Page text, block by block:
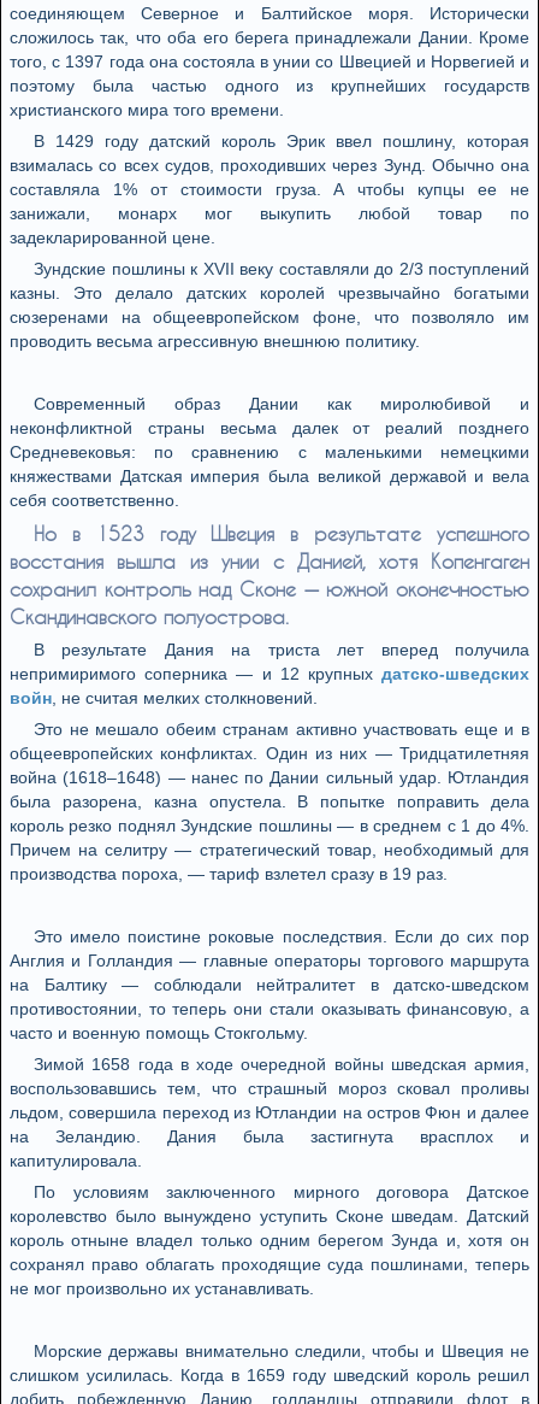
соединяющем Северное и Балтийское моря. Исторически
сложилось так, что оба его берега принадлежали Дании. Кроме
того, с 1397 года она состояла в унии со Швецией и Норвегией и
поэтому была частью одного из крупнейших государств
христианского мира того времени.
В 1429 году датский король Эрик ввел пошлину, которая
взималась со всех судов, проходивших через Зунд. Обычно она
составляла 1% от стоимости груза. А чтобы купцы ее не
занижали, монарх мог выкупить любой товар по
задекларированной цене.
Зундские пошлины к XVII веку составляли до 2/3 поступлений
казны. Это делало датских королей чрезвычайно богатыми
сюзеренами на общеевропейском фоне, что позволяло им
проводить весьма агрессивную внешнюю политику.
Современный образ Дании как миролюбивой и
неконфликтной страны весьма далек от реалий позднего
Средневековья: по сравнению с маленькими немецкими
княжествами Датская империя была великой державой и вела
себя соответственно.
Но в 1523 году Швеция в результате успешного
восстания вышла из унии с Данией, хотя Копенгаген
сохранил контроль над Сконе — южной оконечностью
Скандинавского полуострова.
В результате Дания на триста лет вперед получила
непримиримого соперника — и 12 крупных датско-шведских
войн , не считая мелких столкновений.
Это не мешало обеим странам активно участвовать еще и в
общеевропейских конфликтах. Один из них — Тридцатилетняя
война (1618–1648) — нанес по Дании сильный удар. Ютландия
была разорена, казна опустела. В попытке поправить дела
король резко поднял Зундские пошлины — в среднем с 1 до 4%.
Причем на селитру — стратегический товар, необходимый для
производства пороха, — тариф взлетел сразу в 19 раз.
Это имело поистине роковые последствия. Если до сих пор
Англия и Голландия — главные операторы торгового маршрута
на Балтику — соблюдали нейтралитет в датско-шведском
противостоянии, то теперь они стали оказывать финансовую, а
часто и военную помощь Стокгольму.
Зимой 1658 года в ходе очередной войны шведская армия,
воспользовавшись тем, что страшный мороз сковал проливы
льдом, совершила переход из Ютландии на остров Фюн и далее
на Зеландию. Дания была застигнута врасплох и
капитулировала.
По условиям заключенного мирного договора Датское
королевство было вынуждено уступить Сконе шведам. Датский
король отныне владел только одним берегом Зунда и, хотя он
сохранял право облагать проходящие суда пошлинами, теперь
не мог произвольно их устанавливать.
Морские державы внимательно следили, чтобы и Швеция не
слишком усилилась. Когда в 1659 году шведский король решил
добить побежденную Данию, голландцы отправили флот в